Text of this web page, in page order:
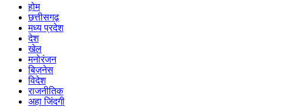
होम
छत्तीसगढ़
मध्य प्रदेश
देश
खेल
मनोरंजन
बिज़नेस
विदेश
राजनीतिक
अहा जिंदगी